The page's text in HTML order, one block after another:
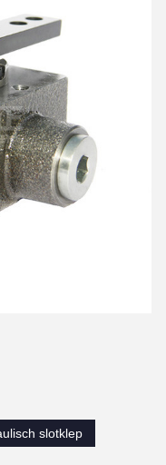
slotklep